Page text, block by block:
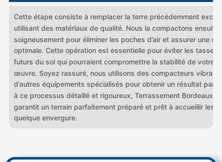
Cette étape consiste à remplacer la terre précédemment
utilisant des matériaux de qualité. Nous la compactons ensuite
soigneusement pour éliminer les poches d’air et assurer une
optimale. Cette opération est essentielle pour éviter les
futurs du sol qui pourraient compromettre la stabilité de votre
œuvre. Soyez rassuré, nous utilisons des compacteurs
d’autres équipements spécialisés pour obtenir un résultat
à ce processus détaillé et rigoureux, Terrassement Bordeaux
garantit un terrain parfaitement préparé et prêt à accueillir les
quelque envergure.